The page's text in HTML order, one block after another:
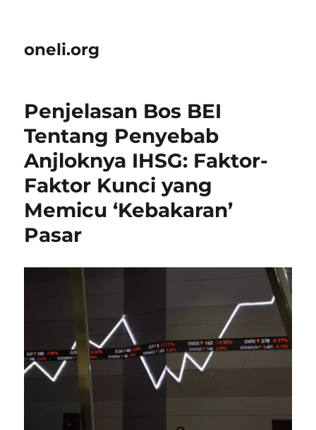
oneli.org
Penjelasan Bos BEI
Tentang Penyebab
Anjloknya IHSG: Faktor-
Faktor Kunci yang
Memicu ‘Kebakaran’
Pasar